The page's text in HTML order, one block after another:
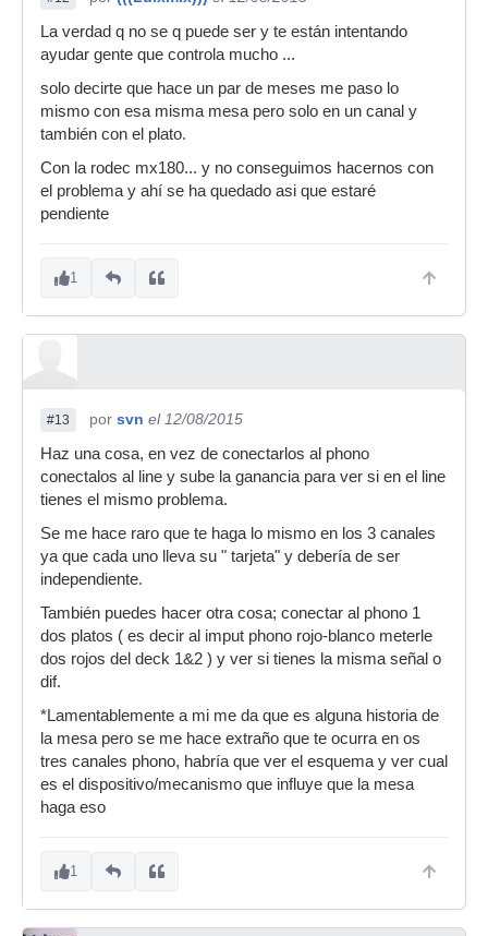
La verdad q no se q puede ser y te están intentando
ayudar gente que controla mucho ...
solo decirte que hace un par de meses me paso lo
mismo con esa misma mesa pero solo en un canal y
también con el plato.
Con la rodec mx180... y no conseguimos hacernos con
el problema y ahí se ha quedado asi que estaré
pendiente
1
#13 por svn el 12/08/2015
Haz una cosa, en vez de conectarlos al phono
conectalos al line y sube la ganancia para ver si en el line
tienes el mismo problema.
Se me hace raro que te haga lo mismo en los 3 canales
ya que cada uno lleva su " tarjeta" y debería de ser
independiente.
También puedes hacer otra cosa; conectar al phono 1
dos platos ( es decir al imput phono rojo-blanco meterle
dos rojos del deck 1&2 ) y ver si tienes la misma señal o
dif.
*Lamentablemente a mi me da que es alguna historia de
la mesa pero se me hace extraño que te ocurra en os
tres canales phono, habría que ver el esquema y ver cual
es el dispositivo/mecanismo que influye que la mesa
haga eso
1